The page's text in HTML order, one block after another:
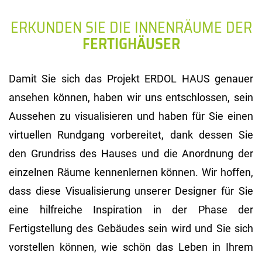
ERKUNDEN SIE DIE INNENRÄUME DER
FERTIGHÄUSER
Damit Sie sich das Projekt ERDOL HAUS genauer
ansehen können, haben wir uns entschlossen, sein
Aussehen zu visualisieren und haben für Sie einen
virtuellen Rundgang vorbereitet, dank dessen Sie
den Grundriss des Hauses und die Anordnung der
einzelnen Räume kennenlernen können. Wir hoffen,
dass diese Visualisierung unserer Designer für Sie
eine hilfreiche Inspiration in der Phase der
Fertigstellung des Gebäudes sein wird und Sie sich
vorstellen können, wie schön das Leben in Ihrem